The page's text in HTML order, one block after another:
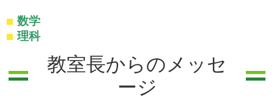
数学
理科
教室長からのメッセ
ージ